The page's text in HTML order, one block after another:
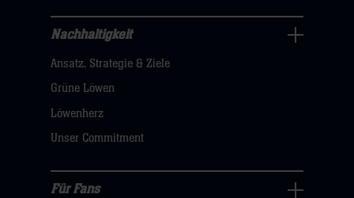
hier
Nachhaltigkeit
Navigation
öffnen,
dann
klicken
hier
Nachhaltigkeit
Ansatz, Strategie & Ziele
Grüne Löwen
Löwenherz
Unser Commitment
Für Fans